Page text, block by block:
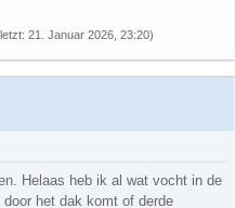
21. Januar 2026, 23:20)
Helaas heb ik al wat vocht in de
het dak komt of derde